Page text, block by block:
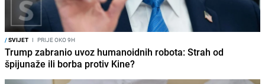
/SVIJET I PRIJE OKO 9H
Trump zabranio uvoz humanoidnih robota: Strah od
špijunaže ili borba protiv Kine?